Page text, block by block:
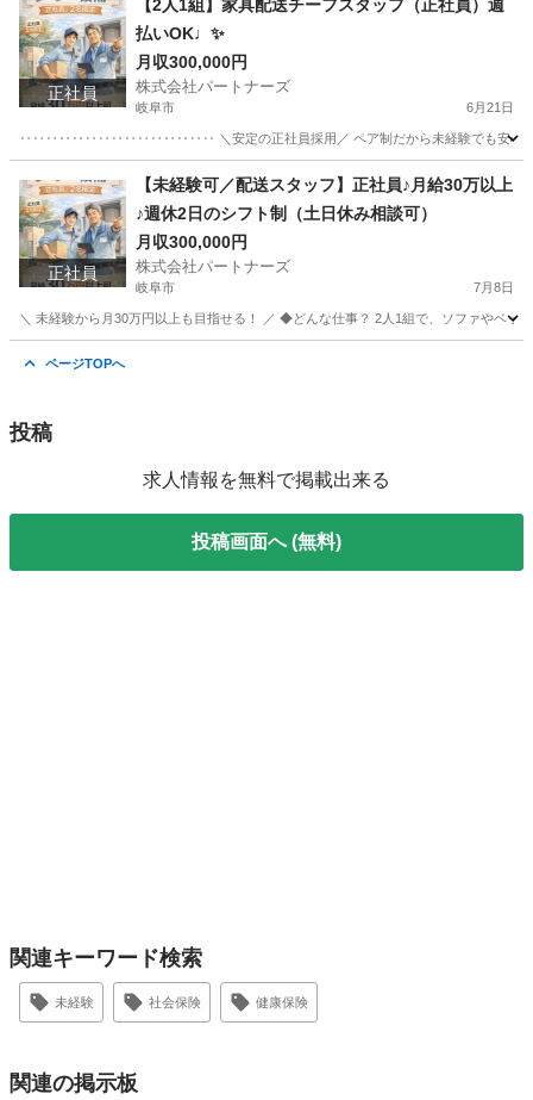
正社員
【2人1組】家具配送チーフスタッフ（正社員）週
払いOK♩✨
月収300,000円
株式会社パートナーズ
岐阜市 6月21日
‥‥‥‥‥‥‥‥‥‥‥‥‥‥‥ ＼安定の正社員採用／ ペア制だから未経験でも安心
配送
正社員
【未経験可／配送スタッフ】正社員♪月給30万以上
♪週休2日のシフト制（土日休み相談可）
月収300,000円
株式会社パートナーズ
岐阜市 7月8日
＼ 未経験から月30万円以上も目指せる！ ／ ◆どんな仕事？ 2人1組で、ソファやベッ
ページTOPへ
投稿
求人情報を無料で掲載出来る
投稿画面へ (無料)
関連キーワード検索
未経験 社会保険 健康保険
関連の掲示板